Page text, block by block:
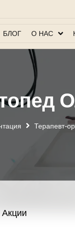
БЛОГ О НАС
Терапевт-
Акции